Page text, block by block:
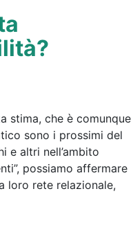
stima, che è comunque
sono i prossimi del
e altri nell’ambito
possiamo affermare
loro rete relazionale,